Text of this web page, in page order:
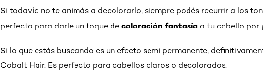
Si todavía no te animás a decolorarlo, siempre podés recurrir a los
perfecto para darle un toque de coloración fantasía a tu cabello por
Si lo que estás buscando es un efecto semi permanente,
Cobalt Hair. Es perfecto para cabellos claros o decolorados.